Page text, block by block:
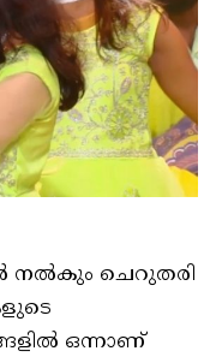
നൽകും ചെറുതരി
ഒന്നാണ്